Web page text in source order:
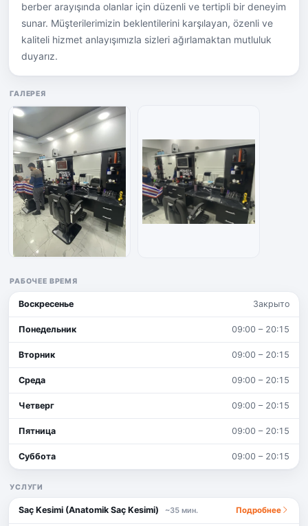
berber arayışında olanlar için düzenli ve tertipli bir deneyim
sunar. Müşterilerimizin beklentilerini karşılayan, özenli ve
kaliteli hizmet anlayışımızla sizleri ağırlamaktan mutluluk
duyarız.
ГАЛЕРЕЯ
РАБОЧЕЕ ВРЕМЯ
Воскресенье Закрыто
Понедельник 09:00 – 20:15
Вторник 09:00 – 20:15
Среда 09:00 – 20:15
Четверг 09:00 – 20:15
Пятница 09:00 – 20:15
Суббота 09:00 – 20:15
УСЛУГИ
Saç Kesimi (Anatomik Saç Kesimi) ~35 мин. Подробнее